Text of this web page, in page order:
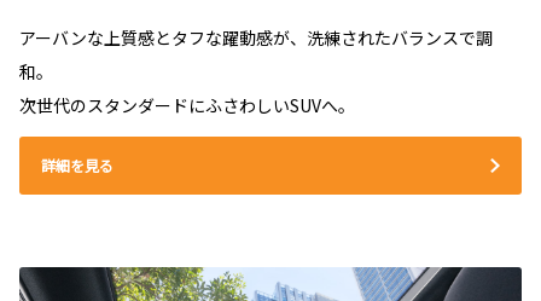
アーバンな上質感とタフな躍動感が、洗練されたバランスで調
和。
次世代のスタンダードにふさわしいSUVへ。
詳細を見る